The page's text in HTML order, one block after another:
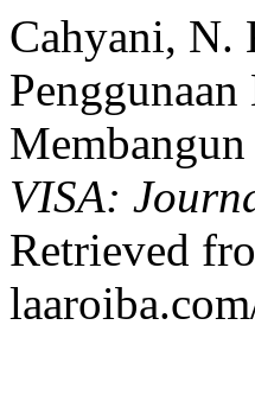
Cahyani, N.
VISA:
Retrieved